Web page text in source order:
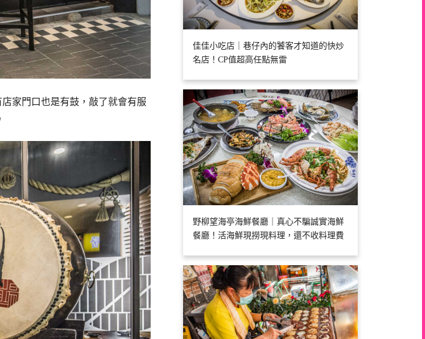
家門口也是有鼓，敲了就會有服
佳佳小吃店｜巷仔內的饕客才知道的快炒
名店！CP值超高任點無雷
野柳望海亭海鮮餐廳｜真心不騙誠實海鮮
餐廳！活海鮮現撈現料理，還不收料理費